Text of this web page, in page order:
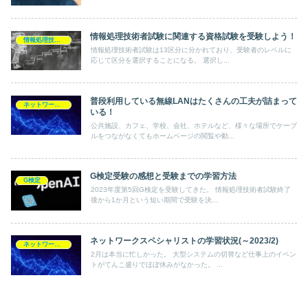
情報処理技術者試験に関連する資格試験を受験しよう！
情報処理技術者試験は13区分に分かれており、受験者のレベルに
応じて区分を選択することになる。 選択し...
普段利用している無線LANはたくさんの工夫が詰まって
いる！
公共施設、カフェ、学校、会社、ホテルなど、様々な場所でケーブ
ルをつながなくてもホームページの閲覧や動...
G検定 G検定受験の感想と受験までの学習方法
2023年度第5回G検定を受験してきた。 情報処理技術者試験終了
後から1か月という短い期間で受験を決...
ネットワークスペシャリスト ネットワークスペシャリストの学習状況(～2023/2)
2月は本当に忙しかった。 大型システムの切替など仕事上のイベン
トがてんこ盛りでほぼ休みがなかった。 ...